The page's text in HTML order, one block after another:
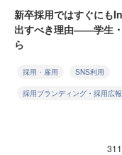
新卒採用ではすぐにも
出すべき理由――学生
ら
採用・雇用 SNS利用
採用ブランディング・採用広報